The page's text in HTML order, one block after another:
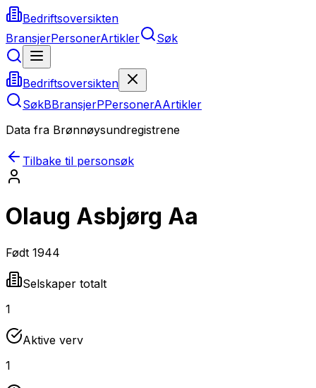
Bedriftsoversikten
BransjerPersonerArtikler Søk
Bedriftsoversikten
SøkBBransjerPPersonerAArtikler
Data fra Brønnøysundregistrene
Tilbake til personsøk
Olaug Asbjørg Aa
Født 1944
Selskaper totalt
1
Aktive verv
1